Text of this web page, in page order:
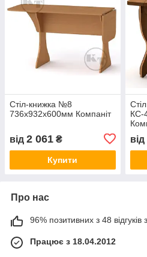
Стіл-книжка №8
736х932х600мм Компаніт
від 2 061 ₴
Купити
КС-
від
Про нас
96% позитивних з 48 відгуків
Працює з 18.04.2012